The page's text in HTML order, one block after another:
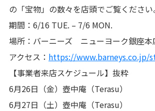
の「宝物」の数々を店頭でご覧ください
期間：6/16 TUE. – 7/6 MON.
場所：バーニーズ ニューヨーク銀座本
アクセス： https://www.barneys.co.jp/
【事業者来店スケジュール】抜粋
6月26日（金）壺中庵（Terasu）
6月27日（土）壺中庵（Terasu）